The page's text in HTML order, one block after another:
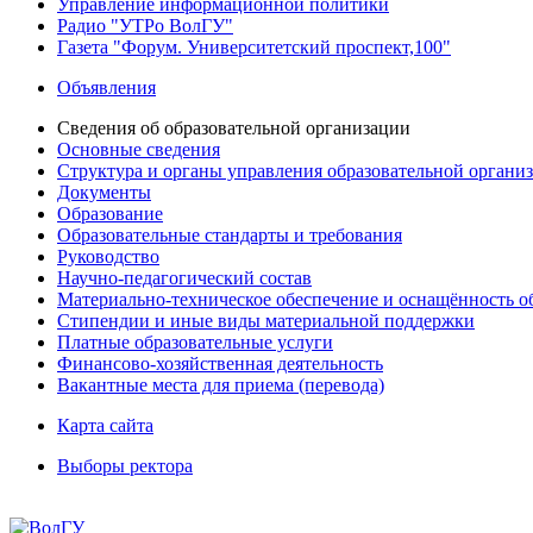
Управление информационной политики
Радио "УТРо ВолГУ"
Газета "Форум. Университетский проспект,100"
Объявления
Сведения об образовательной организации
Основные сведения
Структура и органы управления образовательной
Документы
Образование
Образовательные стандарты и требования
Руководство
Научно-педагогический состав
Материально-техническое обеспечение и оснащённость
Стипендии и иные виды материальной поддержки
Платные образовательные услуги
Финансово-хозяйственная деятельность
Вакантные места для приема (перевода)
Карта сайта
Выборы ректора